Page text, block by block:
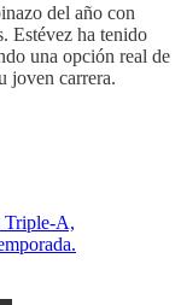
del año con
Estévez ha tenido
una opción real de
joven carrera.
Triple-A,